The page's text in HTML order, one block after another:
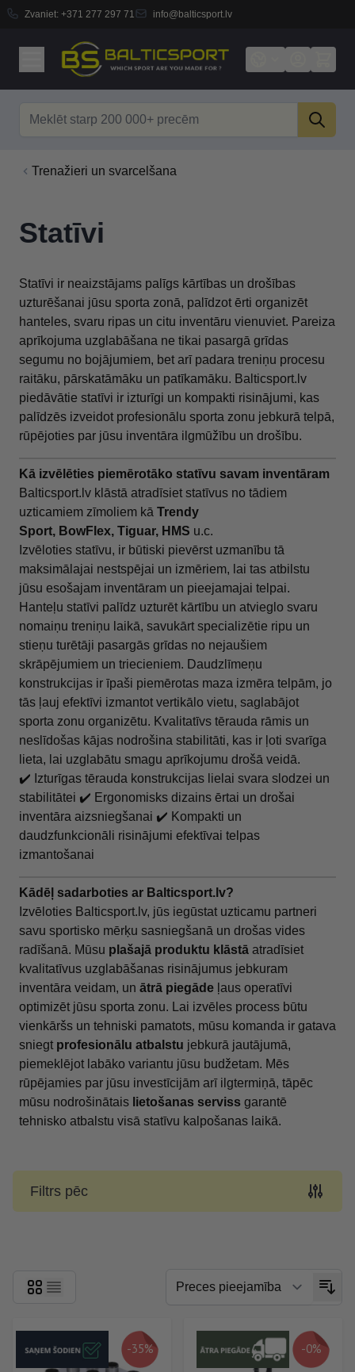
Zvaniet: +371 277 297 71 info@balticsport.lv
Trenažieri un svarcelšana
Statīvi
Statīvi ir neaizstājams palīgs kārtības un drošības
uzturēšanai jūsu sporta zonā, palīdzot ērti organizēt
hanteles, svaru ripas un citu inventāru vienuviet. Pareiza
aprīkojuma uzglabāšana ne tikai pasargā grīdas
segumu no bojājumiem, bet arī padara treniņu procesu
raitāku, pārskatāmāku un patīkamāku. Balticsport.lv
piedāvātie statīvi ir izturīgi un kompakti risinājumi, kas
palīdzēs izveidot profesionālu sporta zonu jebkurā telpā,
rūpējoties par jūsu inventāra ilgmūžību un drošību.
Kā izvēlēties piemērotāko statīvu savam inventāram
Balticsport.lv klāstā atradīsiet statīvus no tādiem
uzticamiem zīmoliem kā Trendy
Sport, BowFlex, Tiguar, HMS u.c.
Izvēloties statīvu, ir būtiski pievērst uzmanību tā
maksimālajai nestspējai un izmēriem, lai tas atbilstu
jūsu esošajam inventāram un pieejamajai telpai.
Hanteļu statīvi palīdz uzturēt kārtību un atvieglo svaru
nomaiņu treniņu laikā, savukārt specializētie ripu un
stieņu turētāji pasargās grīdas no nejaušiem
skrāpējumiem un triecieniem. Daudzlīmeņu
konstrukcijas ir īpaši piemērotas maza izmēra telpām, jo
tās ļauj efektīvi izmantot vertikālo vietu, saglabājot
sporta zonu organizētu. Kvalitatīvs tērauda rāmis un
neslīdošas kājas nodrošina stabilitāti, kas ir ļoti svarīga
lieta, lai uzglabātu smagu aprīkojumu drošā veidā.
✔️ Izturīgas tērauda konstrukcijas lielai svara slodzei un
stabilitātei ✔️ Ergonomisks dizains ērtai un drošai
inventāra aizsniegšanai ✔️ Kompakti un
daudzfunkcionāli risinājumi efektīvai telpas
izmantošanai
Kādēļ sadarboties ar Balticsport.lv?
Izvēloties Balticsport.lv, jūs iegūstat uzticamu partneri
savu sportisko mērķu sasniegšanā un drošas vides
radīšanā. Mūsu plašajā produktu klāstā atradīsiet
kvalitatīvus uzglabāšanas risinājumus jebkuram
inventāra veidam, un ātrā piegāde ļaus operatīvi
optimizēt jūsu sporta zonu. Lai izvēles process būtu
vienkāršs un tehniski pamatots, mūsu komanda ir gatava
sniegt profesionālu atbalstu jebkurā jautājumā,
piemeklējot labāko variantu jūsu budžetam. Mēs
rūpējamies par jūsu investīcijām arī ilgtermiņā, tāpēc
mūsu nodrošinātais lietošanas serviss garantē
tehnisko atbalstu visā statīvu kalpošanas laikā.
Filtrs pēc
-35% -0%